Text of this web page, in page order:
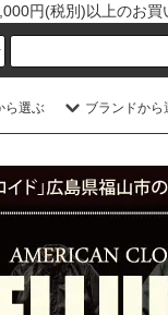
円(税別)以上のお買
ら選ぶ ブランドから